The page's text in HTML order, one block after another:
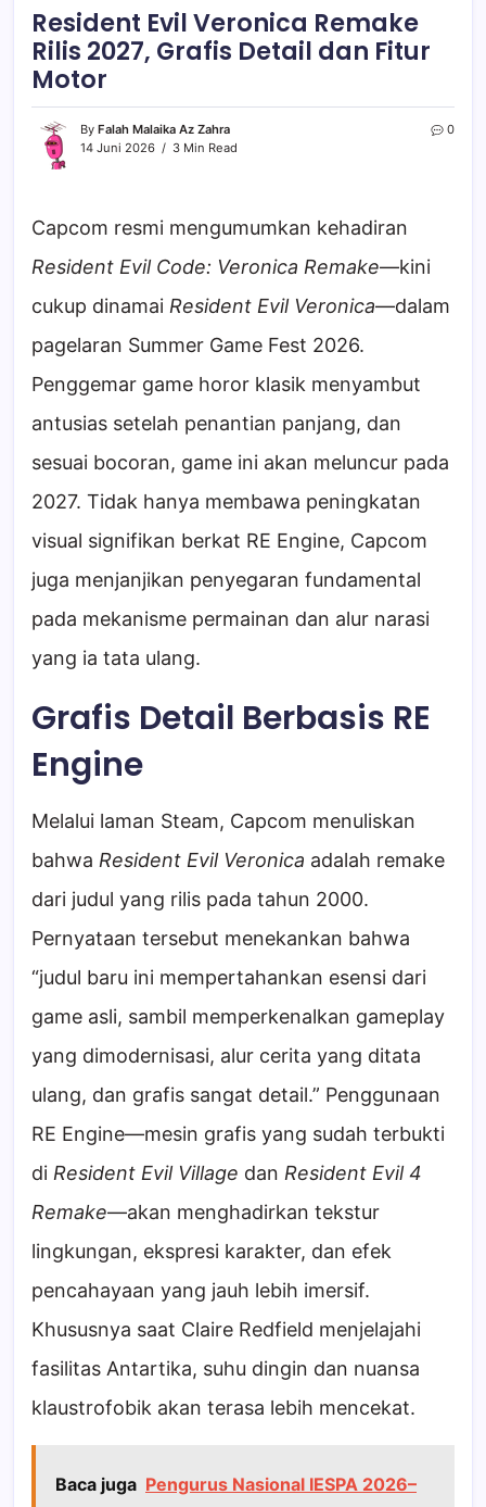
Resident Evil Veronica Remake
Rilis 2027, Grafis Detail dan Fitur
Motor
By Falah Malaika Az Zahra
14 Juni 2026
3 Min Read
0
Capcom resmi mengumumkan kehadiran
Resident Evil Code: Veronica Remake—kini
cukup dinamai Resident Evil Veronica—dalam
pagelaran Summer Game Fest 2026.
Penggemar game horor klasik menyambut
antusias setelah penantian panjang, dan
sesuai bocoran, game ini akan meluncur pada
2027. Tidak hanya membawa peningkatan
visual signifikan berkat RE Engine, Capcom
juga menjanjikan penyegaran fundamental
pada mekanisme permainan dan alur narasi
yang ia tata ulang.
Grafis Detail Berbasis RE
Engine
Melalui laman Steam, Capcom menuliskan
bahwa Resident Evil Veronica adalah remake
dari judul yang rilis pada tahun 2000.
Pernyataan tersebut menekankan bahwa
“judul baru ini mempertahankan esensi dari
game asli, sambil memperkenalkan gameplay
yang dimodernisasi, alur cerita yang ditata
ulang, dan grafis sangat detail.” Penggunaan
RE Engine—mesin grafis yang sudah terbukti
di Resident Evil Village dan Resident Evil 4
Remake—akan menghadirkan tekstur
lingkungan, ekspresi karakter, dan efek
pencahayaan yang jauh lebih imersif.
Khususnya saat Claire Redfield menjelajahi
fasilitas Antartika, suhu dingin dan nuansa
klaustrofobik akan terasa lebih mencekat.
Baca juga Pengurus Nasional IESPA 2026–